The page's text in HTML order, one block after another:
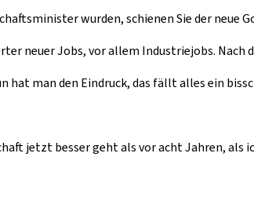
wurden, schienen Sie der neue
neuer Jobs, vor allem Industriejobs. Nach
man den Eindruck, das fällt alles ein
jetzt besser geht als vor acht Jahren, als